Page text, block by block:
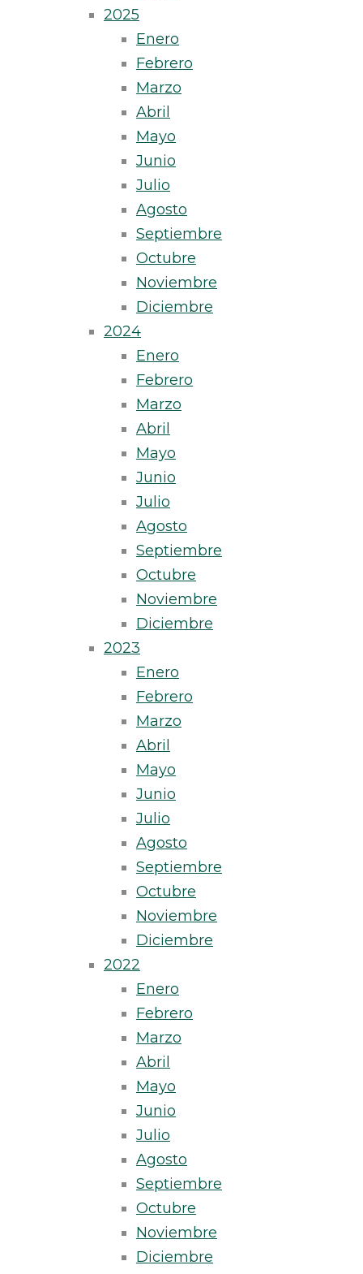
2025
Enero
Febrero
Marzo
Abril
Mayo
Junio
Julio
Agosto
Septiembre
Octubre
Noviembre
Diciembre
2024
Enero
Febrero
Marzo
Abril
Mayo
Junio
Julio
Agosto
Septiembre
Octubre
Noviembre
Diciembre
2023
Enero
Febrero
Marzo
Abril
Mayo
Junio
Julio
Agosto
Septiembre
Octubre
Noviembre
Diciembre
2022
Enero
Febrero
Marzo
Abril
Mayo
Junio
Julio
Agosto
Septiembre
Octubre
Noviembre
Diciembre